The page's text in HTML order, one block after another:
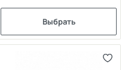
Выбрать